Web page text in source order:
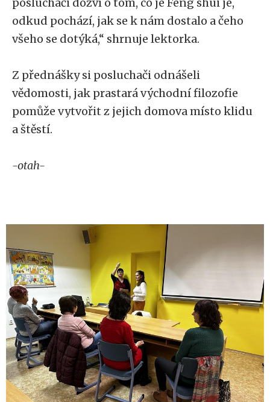
odkud pochází, jak se k nám dostalo a čeho
všeho se dotýká,“ shrnuje lektorka.
Z přednášky si posluchači odnášeli
vědomosti, jak prastará východní filozofie
pomůže vytvořit z jejich domova místo klidu
a štěstí.
-otah-